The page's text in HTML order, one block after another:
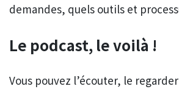
demandes, quels outils et
Le podcast, le voilà !
Vous pouvez l’écouter, le